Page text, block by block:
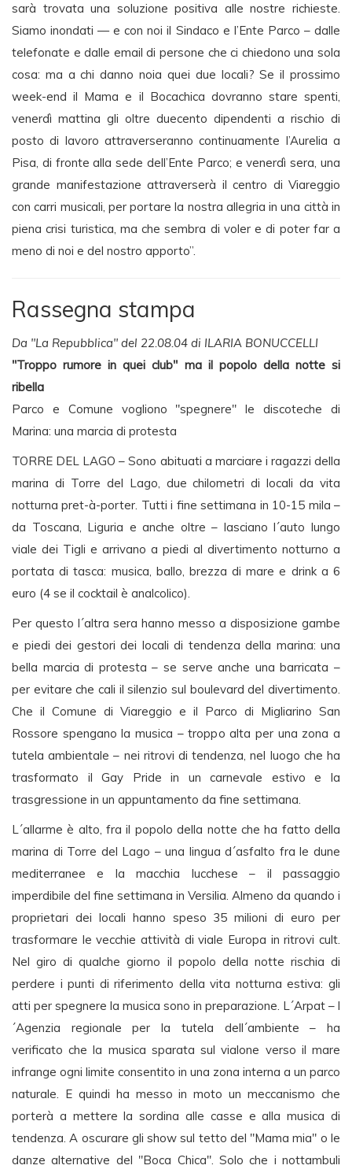
sarà trovata una soluzione positiva alle nostre richieste.
Siamo inondati — e con noi il Sindaco e l’Ente Parco – dalle
telefonate e dalle email di persone che ci chiedono una sola
cosa: ma a chi danno noia quei due locali? Se il prossimo
week-end il Mama e il Bocachica dovranno stare spenti,
venerdì mattina gli oltre duecento dipendenti a rischio di
posto di lavoro attraverseranno continuamente l’Aurelia a
Pisa, di fronte alla sede dell’Ente Parco; e venerdì sera, una
grande manifestazione attraverserà il centro di Viareggio
con carri musicali, per portare la nostra allegria in una città in
piena crisi turistica, ma che sembra di voler e di poter far a
meno di noi e del nostro apporto”.
Rassegna stampa
Da "La Repubblica" del 22.08.04 di ILARIA BONUCCELLI
"Troppo rumore in quei club" ma il popolo della notte si
ribella
Parco e Comune vogliono "spegnere" le discoteche di
Marina: una marcia di protesta
TORRE DEL LAGO – Sono abituati a marciare i ragazzi della
marina di Torre del Lago, due chilometri di locali da vita
notturna pret-à-porter. Tutti i fine settimana in 10-15 mila –
da Toscana, Liguria e anche oltre – lasciano l´auto lungo
viale dei Tigli e arrivano a piedi al divertimento notturno a
portata di tasca: musica, ballo, brezza di mare e drink a 6
euro (4 se il cocktail è analcolico).
Per questo l´altra sera hanno messo a disposizione gambe
e piedi dei gestori dei locali di tendenza della marina: una
bella marcia di protesta – se serve anche una barricata –
per evitare che cali il silenzio sul boulevard del divertimento.
Che il Comune di Viareggio e il Parco di Migliarino San
Rossore spengano la musica – troppo alta per una zona a
tutela ambientale – nei ritrovi di tendenza, nel luogo che ha
trasformato il Gay Pride in un carnevale estivo e la
trasgressione in un appuntamento da fine settimana.
L´allarme è alto, fra il popolo della notte che ha fatto della
marina di Torre del Lago – una lingua d´asfalto fra le dune
mediterranee e la macchia lucchese – il passaggio
imperdibile del fine settimana in Versilia. Almeno da quando i
proprietari dei locali hanno speso 35 milioni di euro per
trasformare le vecchie attività di viale Europa in ritrovi cult.
Nel giro di qualche giorno il popolo della notte rischia di
perdere i punti di riferimento della vita notturna estiva: gli
atti per spegnere la musica sono in preparazione. L´Arpat – l
´Agenzia regionale per la tutela dell´ambiente – ha
verificato che la musica sparata sul vialone verso il mare
infrange ogni limite consentito in una zona interna a un parco
naturale. E quindi ha messo in moto un meccanismo che
porterà a mettere la sordina alle casse e alla musica di
tendenza. A oscurare gli show sul tetto del "Mama mia" o le
danze alternative del "Boca Chica". Solo che i nottambuli